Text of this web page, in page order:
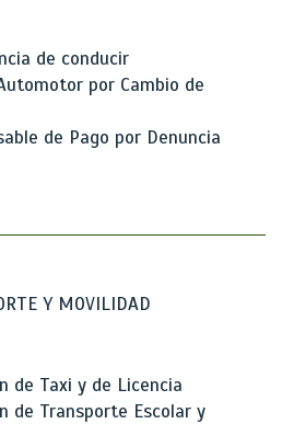
de conducir
por Cambio de
de Pago por Denuncia
Y MOVILIDAD
de Taxi y de Licencia
de Transporte Escolar y